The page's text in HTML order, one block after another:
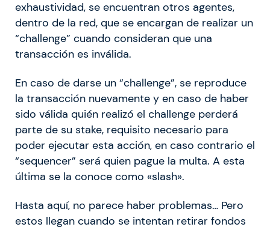
exhaustividad, se encuentran otros agentes,
dentro de la red, que se encargan de realizar un
“challenge” cuando consideran que una
transacción es inválida.
En caso de darse un “challenge”, se reproduce
la transacción nuevamente y en caso de haber
sido válida quién realizó el challenge perderá
parte de su stake, requisito necesario para
poder ejecutar esta acción, en caso contrario el
“sequencer” será quien pague la multa. A esta
última se la conoce como «slash».
Hasta aquí, no parece haber problemas… Pero
estos llegan cuando se intentan retirar fondos